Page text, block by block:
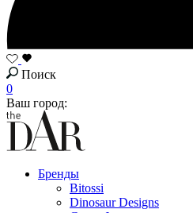
Поиск
0
Ваш город:
Бренды
Bitossi
Dinosaur Designs